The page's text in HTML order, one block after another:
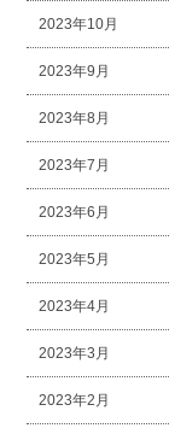
2023年10月
2023年9月
2023年8月
2023年7月
2023年6月
2023年5月
2023年4月
2023年3月
2023年2月